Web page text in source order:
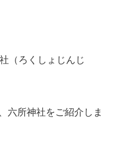
（ろくしょじんじ
六所神社をご紹介しま